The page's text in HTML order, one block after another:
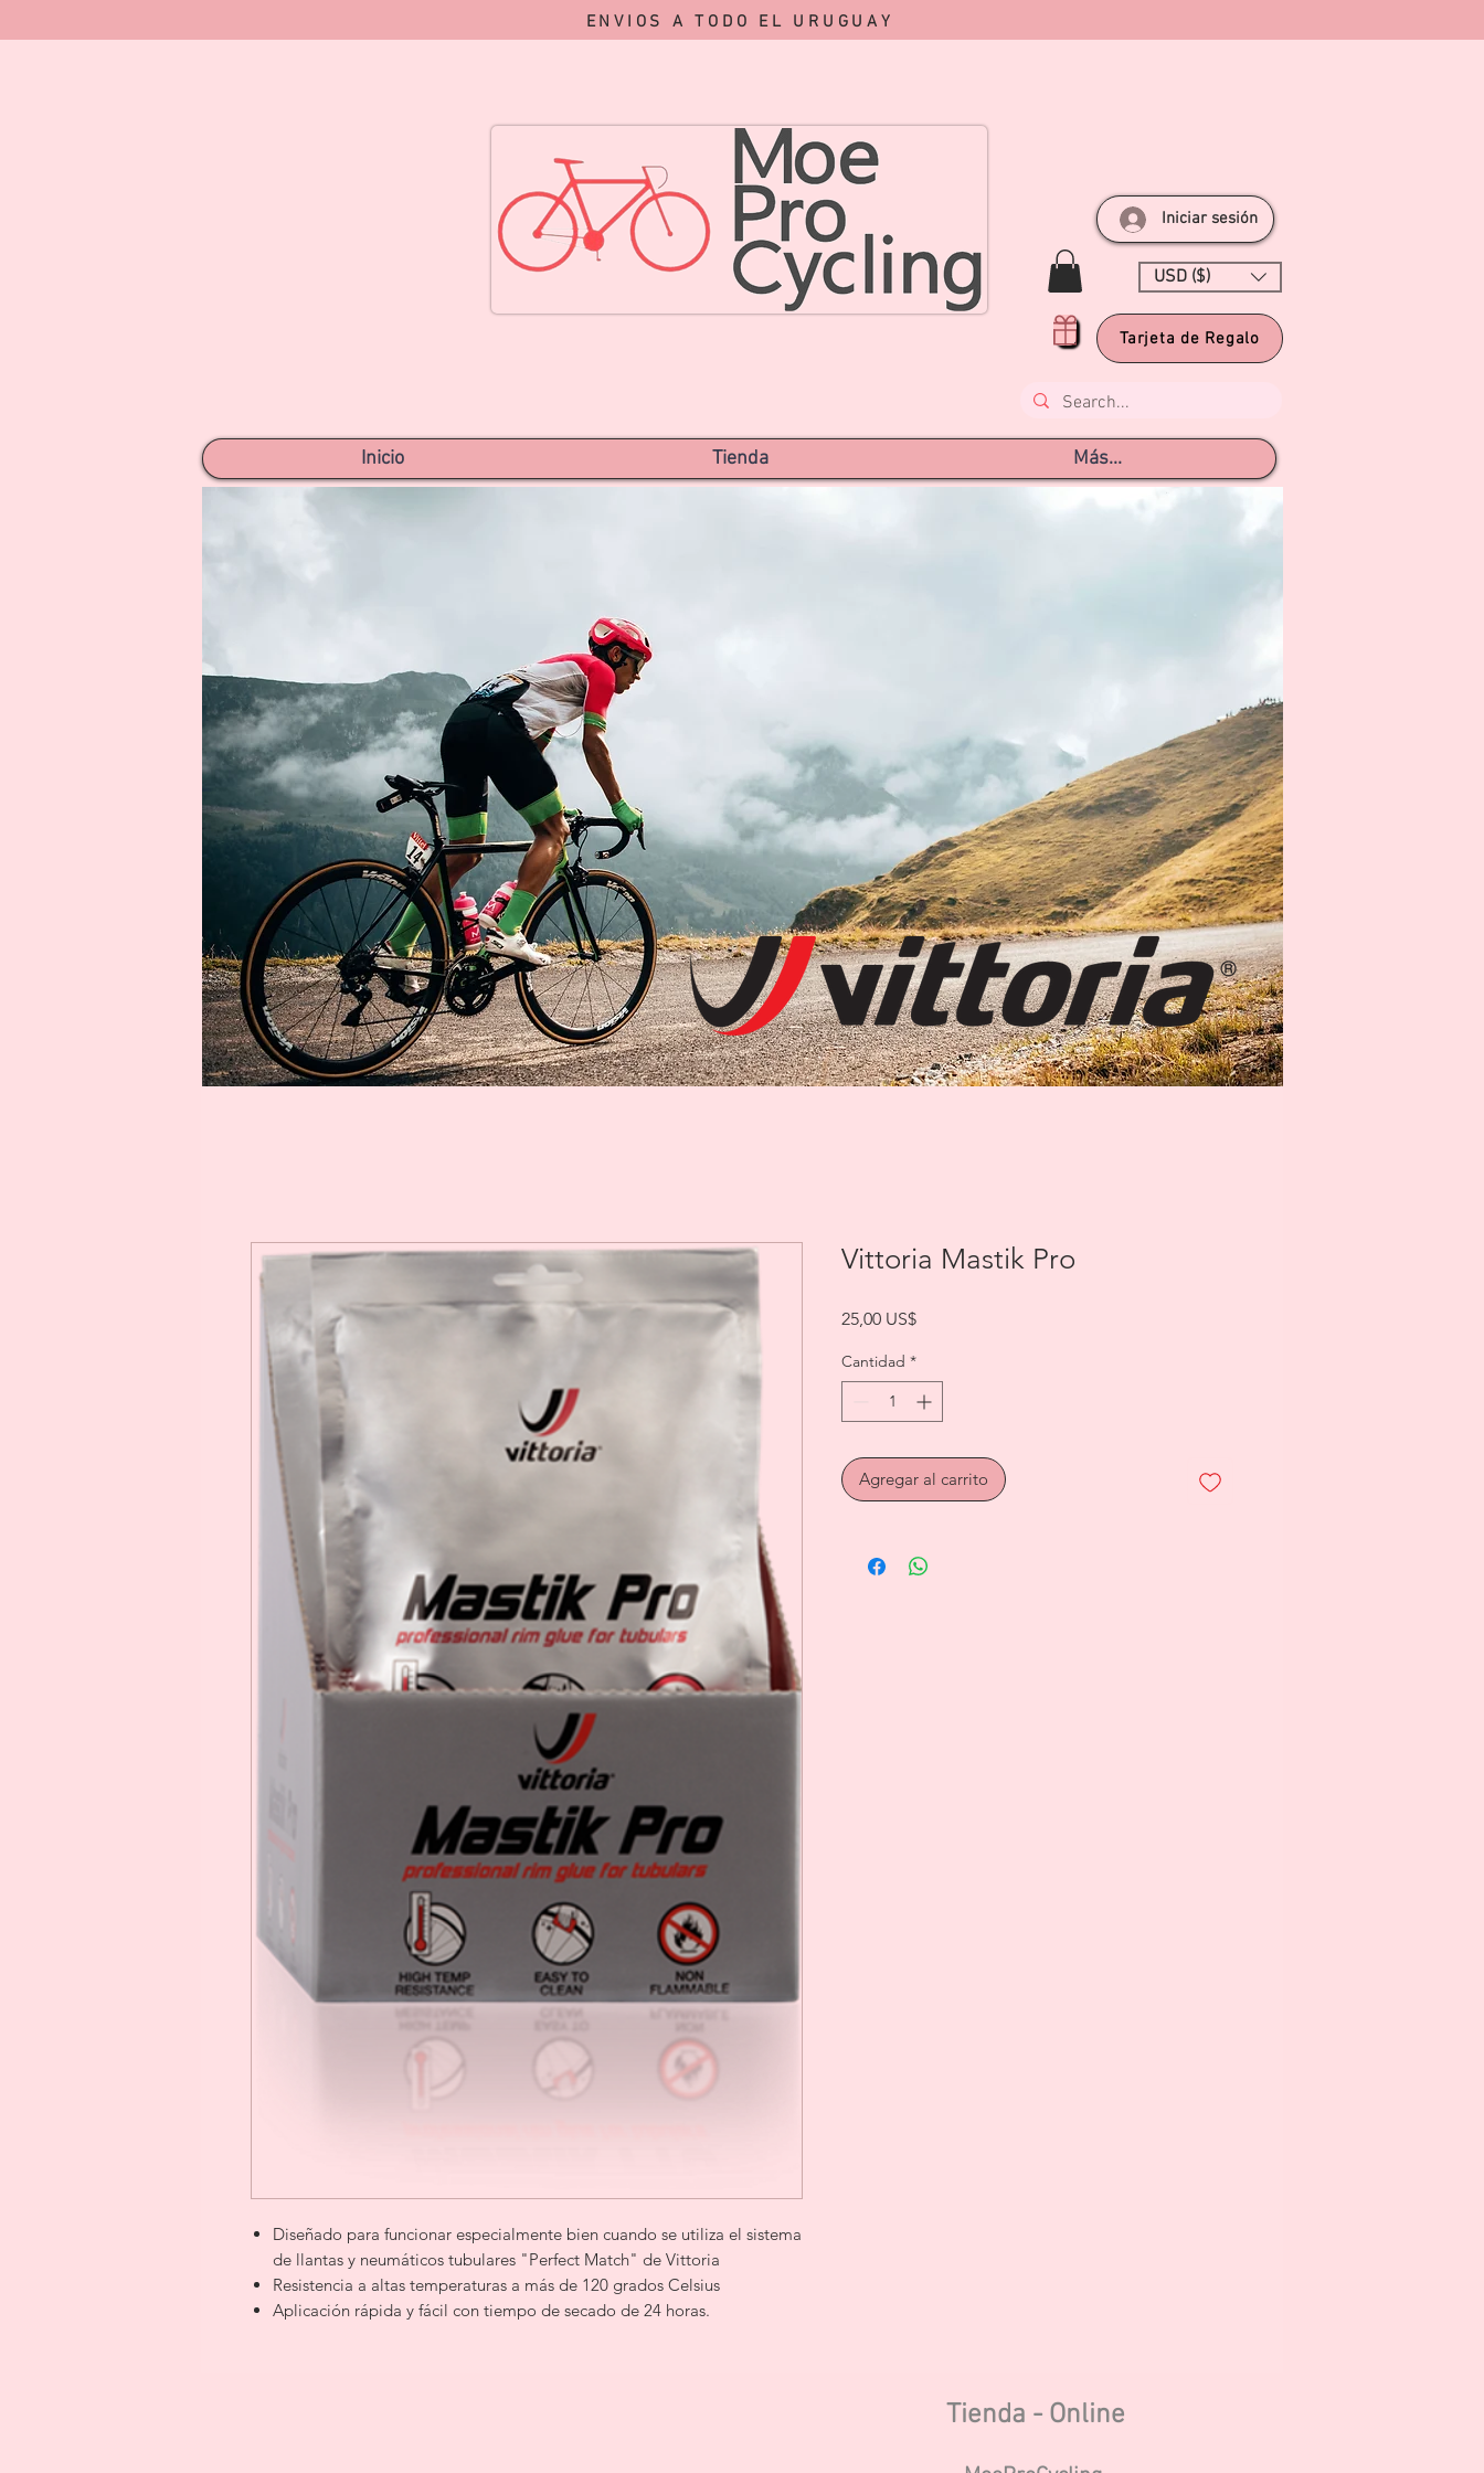
ENVIOS A TODO EL URUGUAY
Iniciar sesión
USD ($)
Tarjeta de Regalo
Inicio Tienda Más...
Diseñado para funcionar especialmente bien cuando se utiliza el sistema
de llantas y neumáticos tubulares "Perfect Match" de Vittoria
Resistencia a altas temperaturas a más de 120 grados Celsius
Aplicación rápida y fácil con tiempo de secado de 24 horas.
Vittoria Mastik Pro
25,00 US$Precio
Cantidad *
Agregar al carrito
Tienda - Online